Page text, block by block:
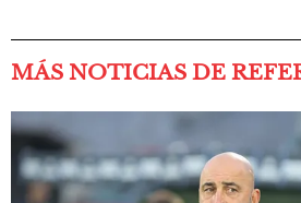
MÁS NOTICIAS DE